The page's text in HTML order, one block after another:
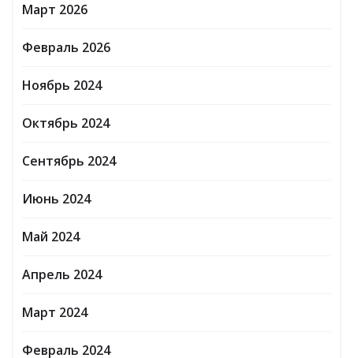
Март 2026
Февраль 2026
Ноябрь 2024
Октябрь 2024
Сентябрь 2024
Июнь 2024
Май 2024
Апрель 2024
Март 2024
Февраль 2024